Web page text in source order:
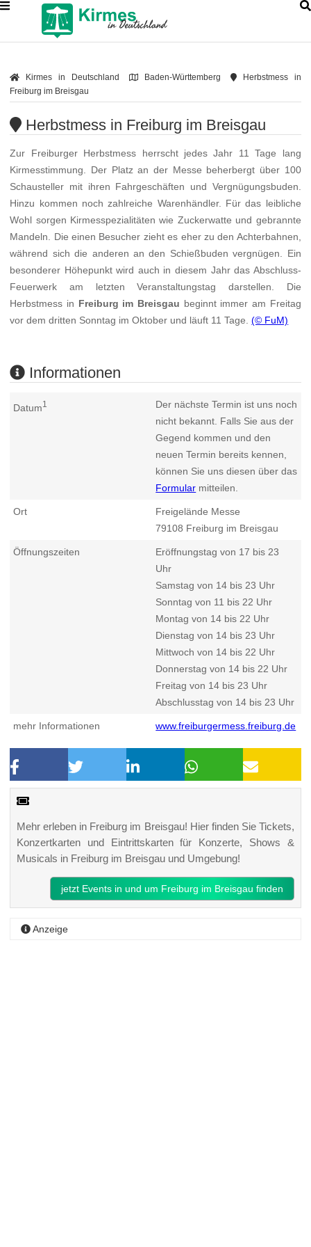
Kirmes in Deutschland Baden-Württemberg
Herbstmess in
Freiburg im Breisgau
Herbstmess in Freiburg im Breisgau
Zur Freiburger Herbstmess herrscht jedes Jahr 11 Tage lang
Kirmesstimmung. Der Platz an der Messe beherbergt über 100
Schausteller mit ihren Fahrgeschäften und Vergnügungsbuden.
Hinzu kommen noch zahlreiche Warenhändler. Für das leibliche
Wohl sorgen Kirmesspezialitäten wie Zuckerwatte und gebrannte
Mandeln. Die einen Besucher zieht es eher zu den Achterbahnen,
während sich die anderen an den Schießbuden vergnügen. Ein
besonderer Höhepunkt wird auch in diesem Jahr das Abschluss-
Feuerwerk am letzten Veranstaltungstag darstellen. Die
Herbstmess in Freiburg im Breisgau beginnt immer am Freitag
vor dem dritten Sonntag im Oktober und läuft 11 Tage.(© FuM)
Informationen
Datum1
Der nächste Termin ist uns noch
nicht bekannt. Falls Sie aus der
Gegend kommen und den
neuen Termin bereits kennen,
können Sie uns diesen über das
Formular mitteilen.
Ort
Freigelände Messe
79108 Freiburg im Breisgau
Öffnungszeiten
Eröffnungstag von 17 bis 23
Uhr
Samstag von 14 bis 23 Uhr
Sonntag von 11 bis 22 Uhr
Montag von 14 bis 22 Uhr
Dienstag von 14 bis 23 Uhr
Mittwoch von 14 bis 22 Uhr
Donnerstag von 14 bis 22 Uhr
Freitag von 14 bis 23 Uhr
Abschlusstag von 14 bis 23 Uhr
mehr Informationen www.freiburgermess.freiburg.de
Mehr erleben in Freiburg im Breisgau! Hier finden Sie Tickets,
Konzertkarten und Eintrittskarten für Konzerte, Shows &
Musicals in Freiburg im Breisgau und Umgebung!
jetzt Events in und um Freiburg im Breisgau finden
Anzeige